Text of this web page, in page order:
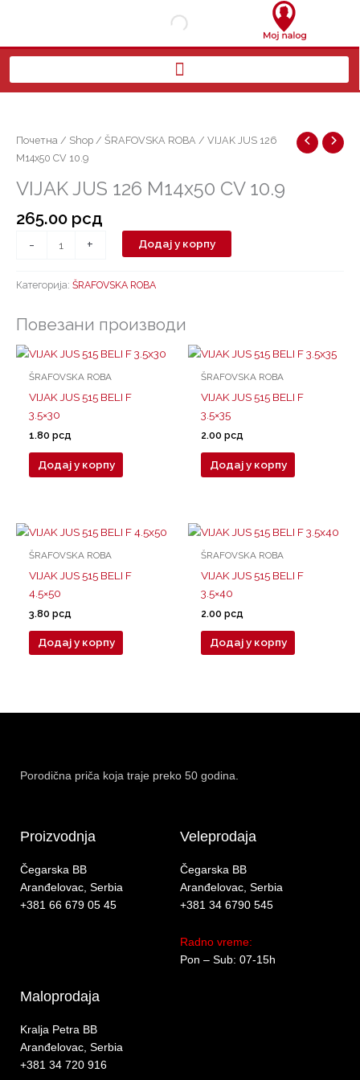
Почетна / Shop / ŠRAFOVSKA ROBA / VIJAK JUS 126
M14x50 CV 10.9
VIJAK JUS 126 M14x50 CV 10.9
265.00 рсд
-
126
M14x50
10.9
+ Додај у корпу
Категорија: ŠRAFOVSKA ROBA
Повезани производи
ŠRAFOVSKA ROBA
VIJAK JUS 515 BELI F
3.5×30
1.80рсд
Додај у корпу
ŠRAFOVSKA ROBA
VIJAK JUS 515 BELI F
3.5×35
2.00рсд
Додај у корпу
ŠRAFOVSKA ROBA
VIJAK JUS 515 BELI F
4.5×50
3.80рсд
Додај у корпу
ŠRAFOVSKA ROBA
VIJAK JUS 515 BELI F
3.5×40
2.00рсд
Додај у корпу
Porodična priča koja traje preko 50 godina.
Proizvodnja
Čegarska BB
Aranđelovac, Serbia
+381 66 679 05 45
Veleprodaja
Čegarska BB
Aranđelovac, Serbia
+381 34 6790 545
Radno vreme:
Pon – Sub: 07-15h
Maloprodaja
Kralja Petra BB
Aranđelovac, Serbia
+381 34 720 916